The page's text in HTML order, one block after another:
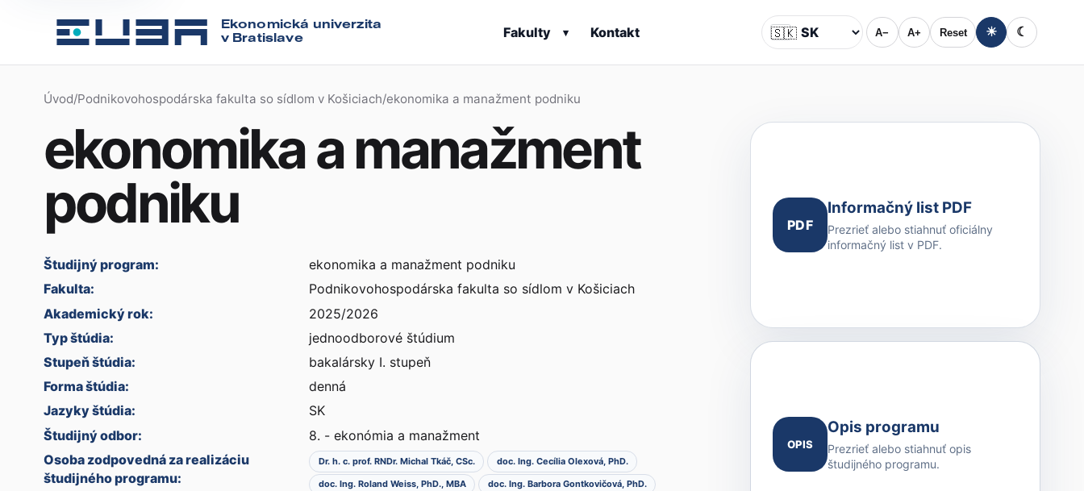
Ekonomická univerzita
v Bratislave
Fakulty ▾ Kontakt Jazyk
🇸🇰 A− A+ Reset ☀ ☾
Úvod/Podnikovohospodárska fakulta so sídlom v Košiciach/ekonomika a manažment podniku
ekonomika a manažment
podniku
Študijný program:
ekonomika a manažment podniku
Fakulta:
Podnikovohospodárska fakulta so sídlom v Košiciach
Akademický rok:
2025/2026
Typ štúdia:
jednoodborové štúdium
Stupeň štúdia:
bakalársky I. stupeň
Forma štúdia:
denná
Jazyky štúdia:
SK
Študijný odbor:
8. - ekonómia a manažment
Osoba zodpovedná za realizáciu
študijného programu:
Dr. h. c. prof. RNDr. Michal Tkáč, CSc. doc. Ing. Cecília Olexová, PhD.
doc. Ing. Roland Weiss, PhD., MBA doc. Ing. Barbora Gontkovičová, PhD.
PDF
Informačný list PDF
Prezrieť alebo stiahnuť oficiálny
informačný list v PDF.
OPIS
Opis programu
Prezrieť alebo stiahnuť opis
študijného programu.